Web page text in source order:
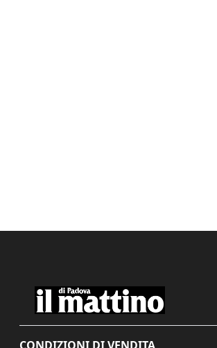
CONDIZIONI DI VENDITA